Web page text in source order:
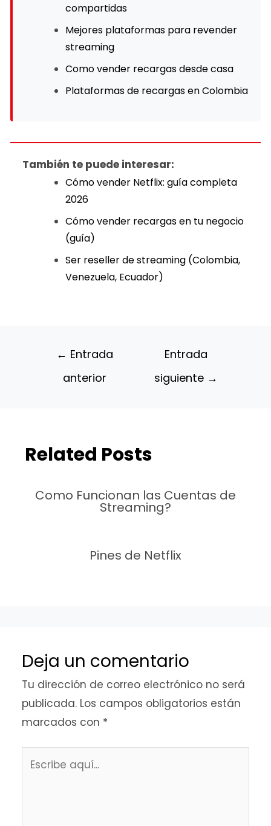
compartidas
Mejores plataformas para revender
streaming
Como vender recargas desde casa
Plataformas de recargas en Colombia
También te puede interesar:
Cómo vender Netflix: guía completa
2026
Cómo vender recargas en tu negocio
(guía)
Ser reseller de streaming (Colombia,
Venezuela, Ecuador)
← Entrada
anterior
Entrada
siguiente →
Related Posts
Como Funcionan las Cuentas de
Streaming?
Pines de Netflix
Deja un comentario
Tu dirección de correo electrónico no será
publicada. Los campos obligatorios están
marcados con *